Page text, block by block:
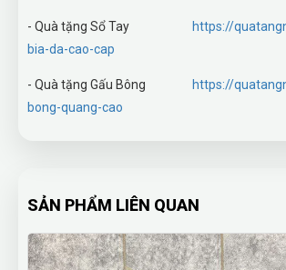
- Quà tặng Sổ Tay
https://
bia-da-cao-cap
- Quà tặng Gấu Bông
https://
bong-quang-cao
SẢN PHẨM LIÊN QUAN